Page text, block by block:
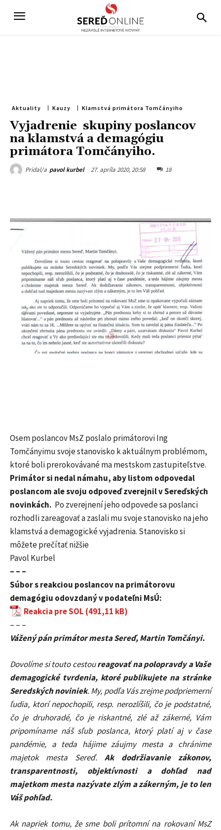
Aktuality Kauzy Klamstvá primátora Tomčányiho
Vyjadrenie skupiny poslancov
na klamstvá a demagógiu
primátora Tomčányiho.
Pridal/a pavol kurbel 27. apríla 2020, 20:58 18
Osem poslancov MsZ poslalo primátorovi Ing
Tomčányimu svoje stanovisko k aktuálnym problémom,
ktoré boli prerokovávané ma mestskom zastupiteľstve.
Primátor si nedal námahu, aby listom odpovedal
poslancom ale svoju odpoveď zverejnil v Sereďských
novinkách. Po zverejnení jeho odpovede sa poslanci
rozhodli zareagovať a zaslali mu svoje stanovisko na jeho
klamstvá a demagogické vyjadrenia. Stanovisko si
môžete prečítať nižšie
Pavol Kurbel
– – –
Súbor s reakciou poslancov na primátorovu
demagógiu odovzdaný v podateľni MsÚ:
Reakcia pre SOL
– – –
Vážený pán primátor mesta Sereď, Martin Tomčányi.
Dovolíme si touto cestoureagovať na polopravdy a Vaše
demagogické tvrdenia, ktoré publikujete na stránke
Seredských noviniek. My, podľa Vás zrejme podpriemerní
ľudia, ktorí nepochopili, resp. nerozlíšili, čo je podstatné,
čo je druhoradé, čo je riskantné, zlé až zákerné, Vám
pripomíname náš sľub poslanca, ktorý platí aj v čase
pandémie, a teda hájime záujmy mesta a chránime
majetok mesta Sereď. Ak dodržiavanie zákonov,
transparentnosti, objektívnosti a dohľad nad
majetkom mesta nazývate zlým a zákerným, je to len
Váš pohľad.
Ak napriek tomu, že sme boli prítomní na rokovaní MsZ